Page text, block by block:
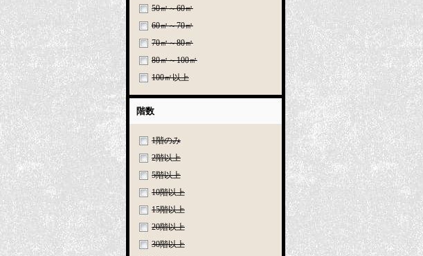
50㎡～60㎡
60㎡～70㎡
70㎡～80㎡
80㎡～100㎡
100㎡以上
階数
1階のみ
2階以上
5階以上
10階以上
15階以上
20階以上
30階以上